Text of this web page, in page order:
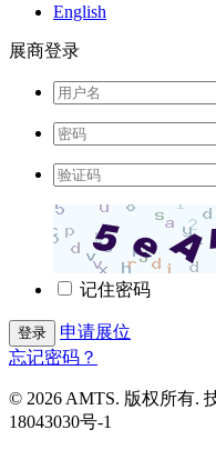
English
展商登录
记住密码
登录
申请展位
忘记密码？
© 2026 AMTS. 版权所有.
18043030号-1